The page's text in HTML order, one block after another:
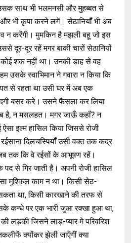
साथ भी भलमनसी और मुहब्बत से
भी कृपा करने लगें। सेठानियॉँ भी अब
न करेंगी। मुमकिन है मझली बहू जो इस
दूर-दूर रहें मगर बाकी चारों सेठानियों
शक नहीं था। उनकी डाह से वह
उसके स्वाभिमान ने गवारा न किया कि
से रहता था उसी घर में अब एक
बसर करे। उसने फैसला कर लिया
है, न मसलहत। मगर जाऊँ कहॉं? न
इल्म हासिल किया जिससे रोजी
दिलचस्पियॉँ उसी वक्त तक कद्र
तक कि वे रईसों के आभूषण रहें।
से गिर जाती है। अपनी रोजी हासिल
मुश्किल काम न था। किसी सेठ-
था, किसी कारखाने की तरफ से
कन्धे पर एक भारी जुआ रक्खा हुआ था,
लड़की जिसने लाड़-प्यार मे परिवरिश
क्योंकर झेली जाऍंगीं क्या